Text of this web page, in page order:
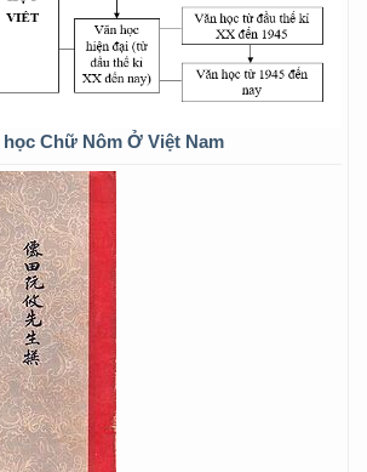
Chữ Nôm Ở Việt Nam